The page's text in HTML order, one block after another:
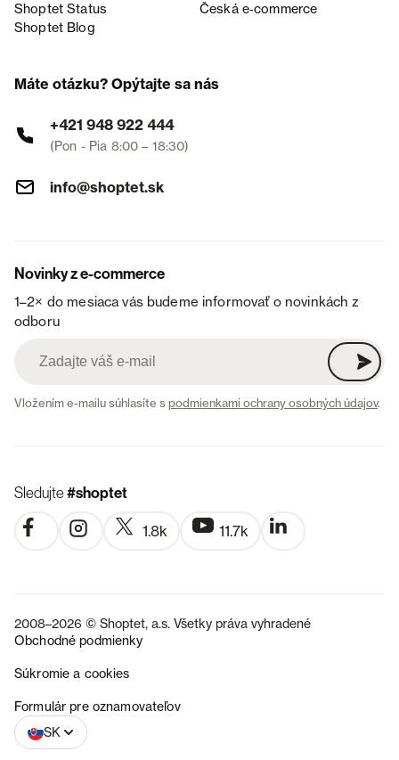
Shoptet Status
Česká e‑commerce
Shoptet Blog
Máte otázku? Opýtajte sa nás
+421 948 922 444
(Pon - Pia 8:00 – 18:30)
info@shoptet.sk
Novinky z e-commerce
1–2× do mesiaca vás budeme informovať o novinkách z
odboru
Vložením e-mailu súhlasíte spodmienkami ochrany osobných údajov.
Sledujte#shoptet
1.8k 11.7k
2008–2026 © Shoptet, a.s. Všetky práva vyhradené
Obchodné podmienky
Súkromie a cookies
Formulár pre oznamovateľov
SK